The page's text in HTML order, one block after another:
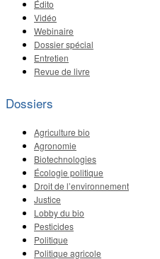
Édito
Vidéo
Webinaire
Dossier spécial
Entretien
Revue de livre
Dossiers
Agriculture bio
Agronomie
Biotechnologies
Écologie politique
Droit de l’environnement
Justice
Lobby du bio
Pesticides
Politique
Politique agricole